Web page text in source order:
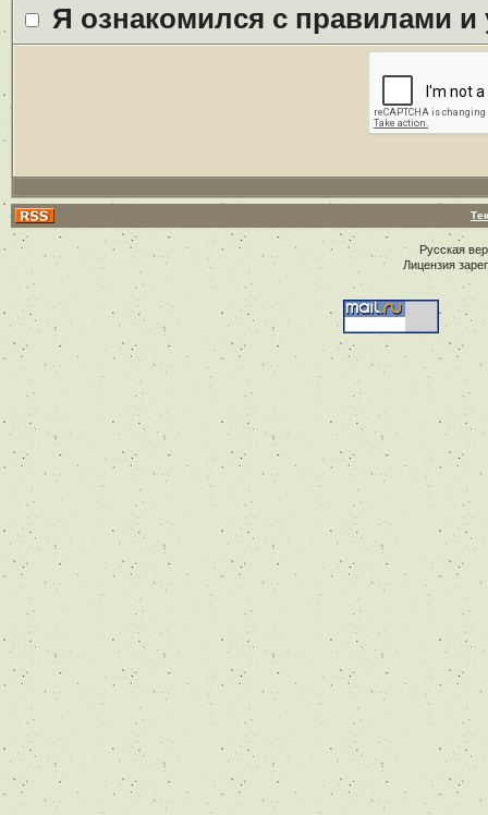
Я ознакомился с правилами
Русская
Лицензия